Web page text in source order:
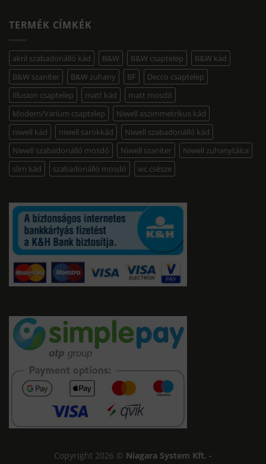
TERMÉK CÍMKÉK
akril szabadonálló kád B&W B&W csaptelep
B&W kád
B&W szaniter
B&W zuhany BF
Decco csaptelep
Illusion csaptelep
matt kád
matt mosdó
Modern/Varium csaptelep
Niwell aszimmetrikus kád
niwell kád
niwell sarokkád
Niwell szabadonálló kád
Niwell szabadonálló mosdó
Niwell szaniter
Niwell zuhanytálca
slim kád
szabadonálló mosdó wc csésze
Copyright 2026 © Niagara System Kft. -